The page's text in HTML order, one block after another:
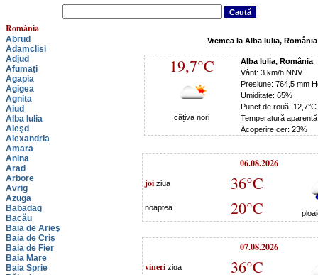
România
Abrud
Adamclisi
Adjud
Afumaţi
Agapia
Agigea
Agnita
Aiud
Alba Iulia
Aleşd
Alexandria
Amara
Anina
Arad
Arbore
Avrig
Azuga
Babadag
Bacău
Baia de Arieş
Baia de Criş
Baia de Fier
Baia Mare
Baia Sprie
Vremea la Alba Iulia, România
19,7°C
câțiva nori
Alba Iulia, România
Vânt: 3 km/h NNV
Presiune: 764,5 mm
Umiditate: 65%
Punct de rouă: 12,7°C
Temperatură
Acoperire cer: 23%
06.08.2026
joi ziua 36°C
noaptea 20°C
07.08.2026
vineri ziua 36°C